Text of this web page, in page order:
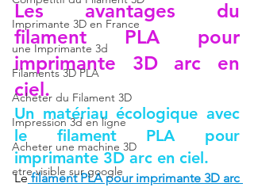
Imprimante 3D en France
une Imprimante 3d
Filaments 3D PLA
Acheter du Filament 3D
Impression 3d en ligne
Acheter une machine 3D
etre visible sur google
Les avantages du
filament PLA pour
imprimante 3D arc en
ciel.
Un matériau écologique avec
le filament PLA pour
imprimante 3D arc en ciel.
Le filament PLA pour imprimante 3D arc